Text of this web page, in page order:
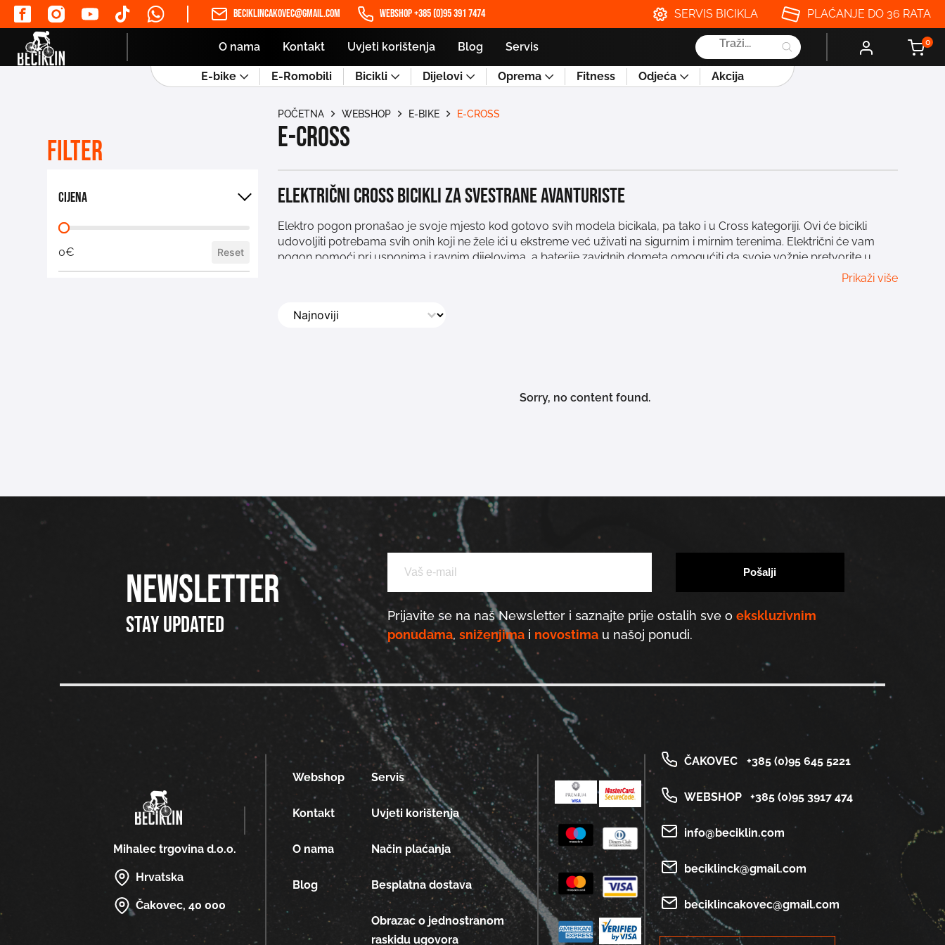
beciklincakovec@gmail.com WEBSHOP +385 (0)95 391 7474 SERVIS BICIKLA PLAĆANJE DO 36 RATA
O nama Kontakt Uvjeti korištenja Blog Servis
Products
search
0
E-bike E-Romobili Bicikli Dijelovi Oprema Fitness Odjeća Akcija
POČETNA WEBSHOP E-BIKE E-CROSS
Filter E-cross
Cijena
0€ Reset
Električni cross bicikli za svestrane avanturiste
Elektro pogon pronašao je svoje mjesto kod gotovo svih modela bicikala, pa tako i u Cross kategoriji. Ovi će bicikli
udovoljiti potrebama svih onih koji ne žele ići u ekstreme već uživati na sigurnim i mirnim terenima. Električni će vam
pogon pomoći pri usponima i ravnim dijelovima, a baterije zavidnih dometa omogućiti da svoje vožnje pretvorite u
prave avanturističke trenutke! Električni cross bicikli razlikuju se od modela do modela, a najveća je razlika u prednjoj
obzira na koji se bicikl odlučili, sigurni smo da ćete u našoj bogatoj ponudi pronaći savršenog prijatelja u vašim novim
Prikaži više
Sortiraj
Sorry, no content found.
NEWSLETTER
Stay updated Prijavite se na naš Newsletter i saznajte prije ostalih sve o ekskluzivnim
ponudama, sniženjimai novostimau našoj ponudi.
Mihalec trgovina d.o.o.
Hrvatska
Čakovec, 40 000
Webshop
Kontakt
O nama
Blog
Servis
Uvjeti korištenja
Način plaćanja
Besplatna dostava
Obrazac o jednostranom
raskidu ugovora
ČAKOVEC +385 (0)95 645 5221
WEBSHOP +385 (0)95 3917 474
info@beciklin.com
beciklinck@gmail.com
beciklincakovec@gmail.com